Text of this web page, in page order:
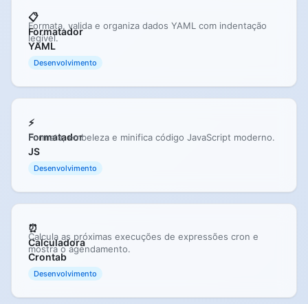
📋
Formatador
YAML
Formata, valida e organiza dados YAML com indentação
legível.
Desenvolvimento
⚡
Formatador
JS
Formata, embeleza e minifica código JavaScript moderno.
Desenvolvimento
⏰
Calculadora
Crontab
Calcula as próximas execuções de expressões cron e
mostra o agendamento.
Desenvolvimento